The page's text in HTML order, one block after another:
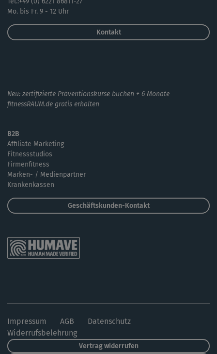
Mo. bis Fr. 9 - 12 Uhr
Kontakt
Neu: zertifizierte Präventionskurse buchen + 6 Monate
fitnessRAUM.de gratis erhalten
B2B
Affiliate Marketing
Fitnessstudios
Firmenfitness
Marken- / Medienpartner
Krankenkassen
Geschäftskunden-Kontakt
Impressum AGB
Datenschutz
Widerrufsbelehrung
Vertrag widerrufen